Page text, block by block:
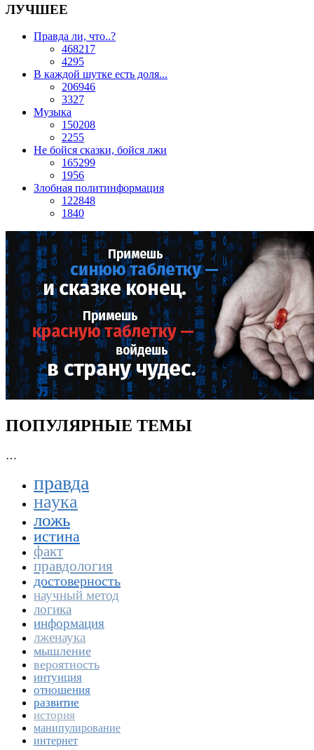
ЛУЧШЕЕ
Правда ли, что..?
468217
4295
В каждой шутке есть доля...
206946
3327
Музыка
150208
2255
Не бойся сказки, бойся лжи
165299
1956
Злобная политинформация
122848
1840
ПОПУЛЯРНЫЕ ТЕМЫ
…
правда
наука
ложь
истина
факт
правдология
достоверность
научный метод
логика
информация
лженаука
мышление
вероятность
интуиция
отношения
развитие
история
манипулирование
интернет